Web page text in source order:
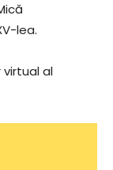
lea.
al